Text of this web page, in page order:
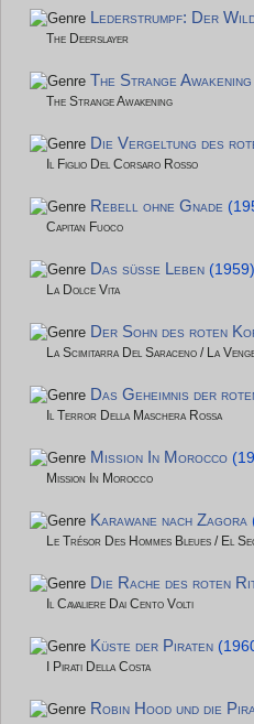
Lederstrumpf: Der
The Deerslayer
The Strange Awakening
The Strange Awakening
Die Vergeltung des
Il Figlio Del Corsaro Rosso
Rebell ohne Gnade
Capitan Fuoco
Das süße Leben (1959)
La Dolce Vita
Der Sohn des roten
La Scimitarra Del Saraceno / La
Das Geheimnis der
Il Terror Della Maschera Rossa
Mission In Morocco
Mission In Morocco
Karawane nach Zagora
Le Trésor Des Hommes Bleues / El
Die Rache des roten
Il Cavaliere Dai Cento Volti
Küste der Piraten
I Pirati Della Costa
Robin Hood und die